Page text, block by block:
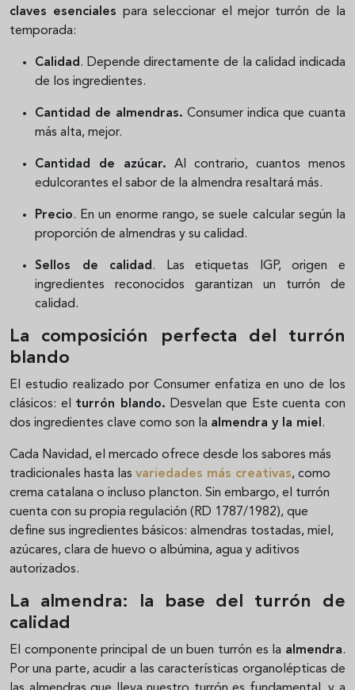
claves esenciales para seleccionar el mejor turrón de la
temporada:
Calidad . Depende directamente de la calidad indicada
de los ingredientes.
Cantidad de almendras. Consumer indica que cuanta
más alta, mejor.
Cantidad de azúcar. Al contrario, cuantos menos
edulcorantes el sabor de la almendra resaltará más.
Precio. En un enorme rango, se suele calcular según la
proporción de almendras y su calidad.
Sellos de calidad . Las etiquetas IGP, origen e
ingredientes reconocidos garantizan un turrón de
calidad.
La composición perfecta del turrón
blando
El estudio realizado por Consumer enfatiza en uno de los
clásicos: el turrón blando. Desvelan que Este cuenta con
dos ingredientes clave como son la almendra y la miel .
Cada Navidad, el mercado ofrece desde los sabores más
tradicionales hasta las variedades más creativas, como
crema catalana o incluso plancton. Sin embargo, el turrón
cuenta con su propia regulación (RD 1787/1982), que
define sus ingredientes básicos: almendras tostadas, miel,
azúcares, clara de huevo o albúmina, agua y aditivos
autorizados.
La almendra: la base del turrón de
calidad
El componente principal de un buen turrón es la almendra.
Por una parte, acudir a las características organolépticas de